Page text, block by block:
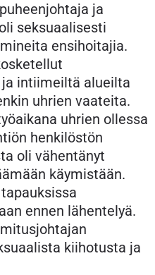
ja
seksuaalisesti
ensihoitajia.
intiimeiltä alueilta
uhrien vaateita.
uhrien ollessa
henkilöstön
oli vähentänyt
käymistään.
ennen lähentelyä.
kiihotusta ja